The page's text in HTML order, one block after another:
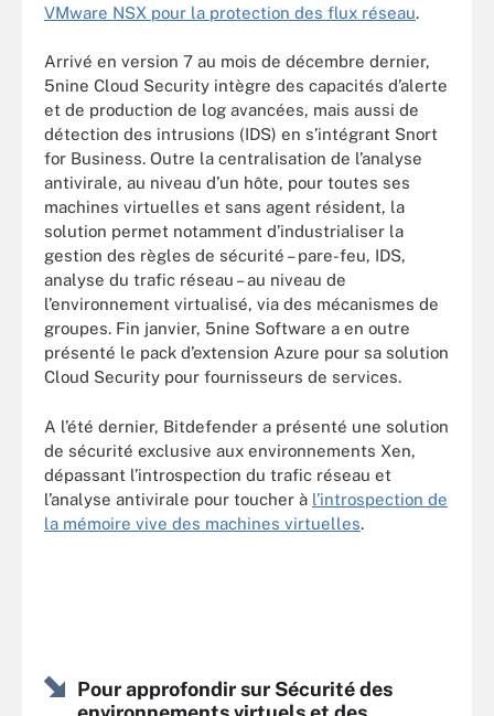
VMware NSX pour la protection des flux réseau.
Arrivé en version 7 au mois de décembre dernier,
5nine Cloud Security intègre des capacités d’alerte
et de production de log avancées, mais aussi de
détection des intrusions (IDS) en s’intégrant Snort
for Business. Outre la centralisation de l’analyse
antivirale, au niveau d’un hôte, pour toutes ses
machines virtuelles et sans agent résident, la
solution permet notamment d’industrialiser la
gestion des règles de sécurité – pare-feu, IDS,
analyse du trafic réseau – au niveau de
l’environnement virtualisé, via des mécanismes de
groupes. Fin janvier, 5nine Software a en outre
présenté le pack d’extension Azure pour sa solution
Cloud Security pour fournisseurs de services.
A l’été dernier, Bitdefender a présenté une solution
de sécurité exclusive aux environnements Xen,
dépassant l’introspection du trafic réseau et
l’analyse antivirale pour toucher à l’introspection de
la mémoire vive des machines virtuelles.
Pour approfondir sur Sécurité des